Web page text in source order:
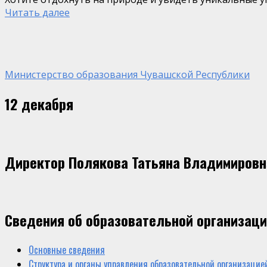
Читать далее
Министерство образования Чувашской Республики
12 декабря
Директор Полякова Татьяна
Сведения об образовательной
Основные сведения